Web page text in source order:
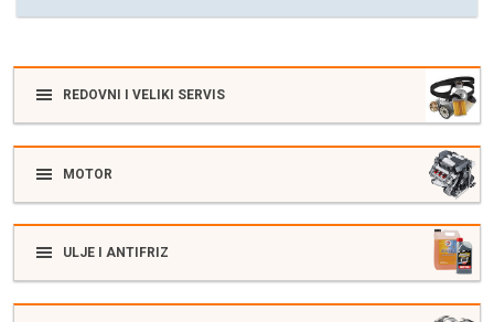
REDOVNI I VELIKI SERVIS
MOTOR
ULJE I ANTIFRIZ